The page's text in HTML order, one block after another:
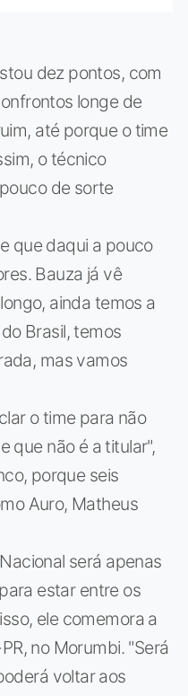
dez pontos, com
longe de
até porque o time
o técnico
de sorte
que daqui a pouco
Bauza já vê
ainda temos a
Brasil, temos
mas vamos
o time para não
que não é a titular",
porque seis
Auro, Matheus
será apenas
estar entre os
ele comemora a
no Morumbi. "Será
voltar aos